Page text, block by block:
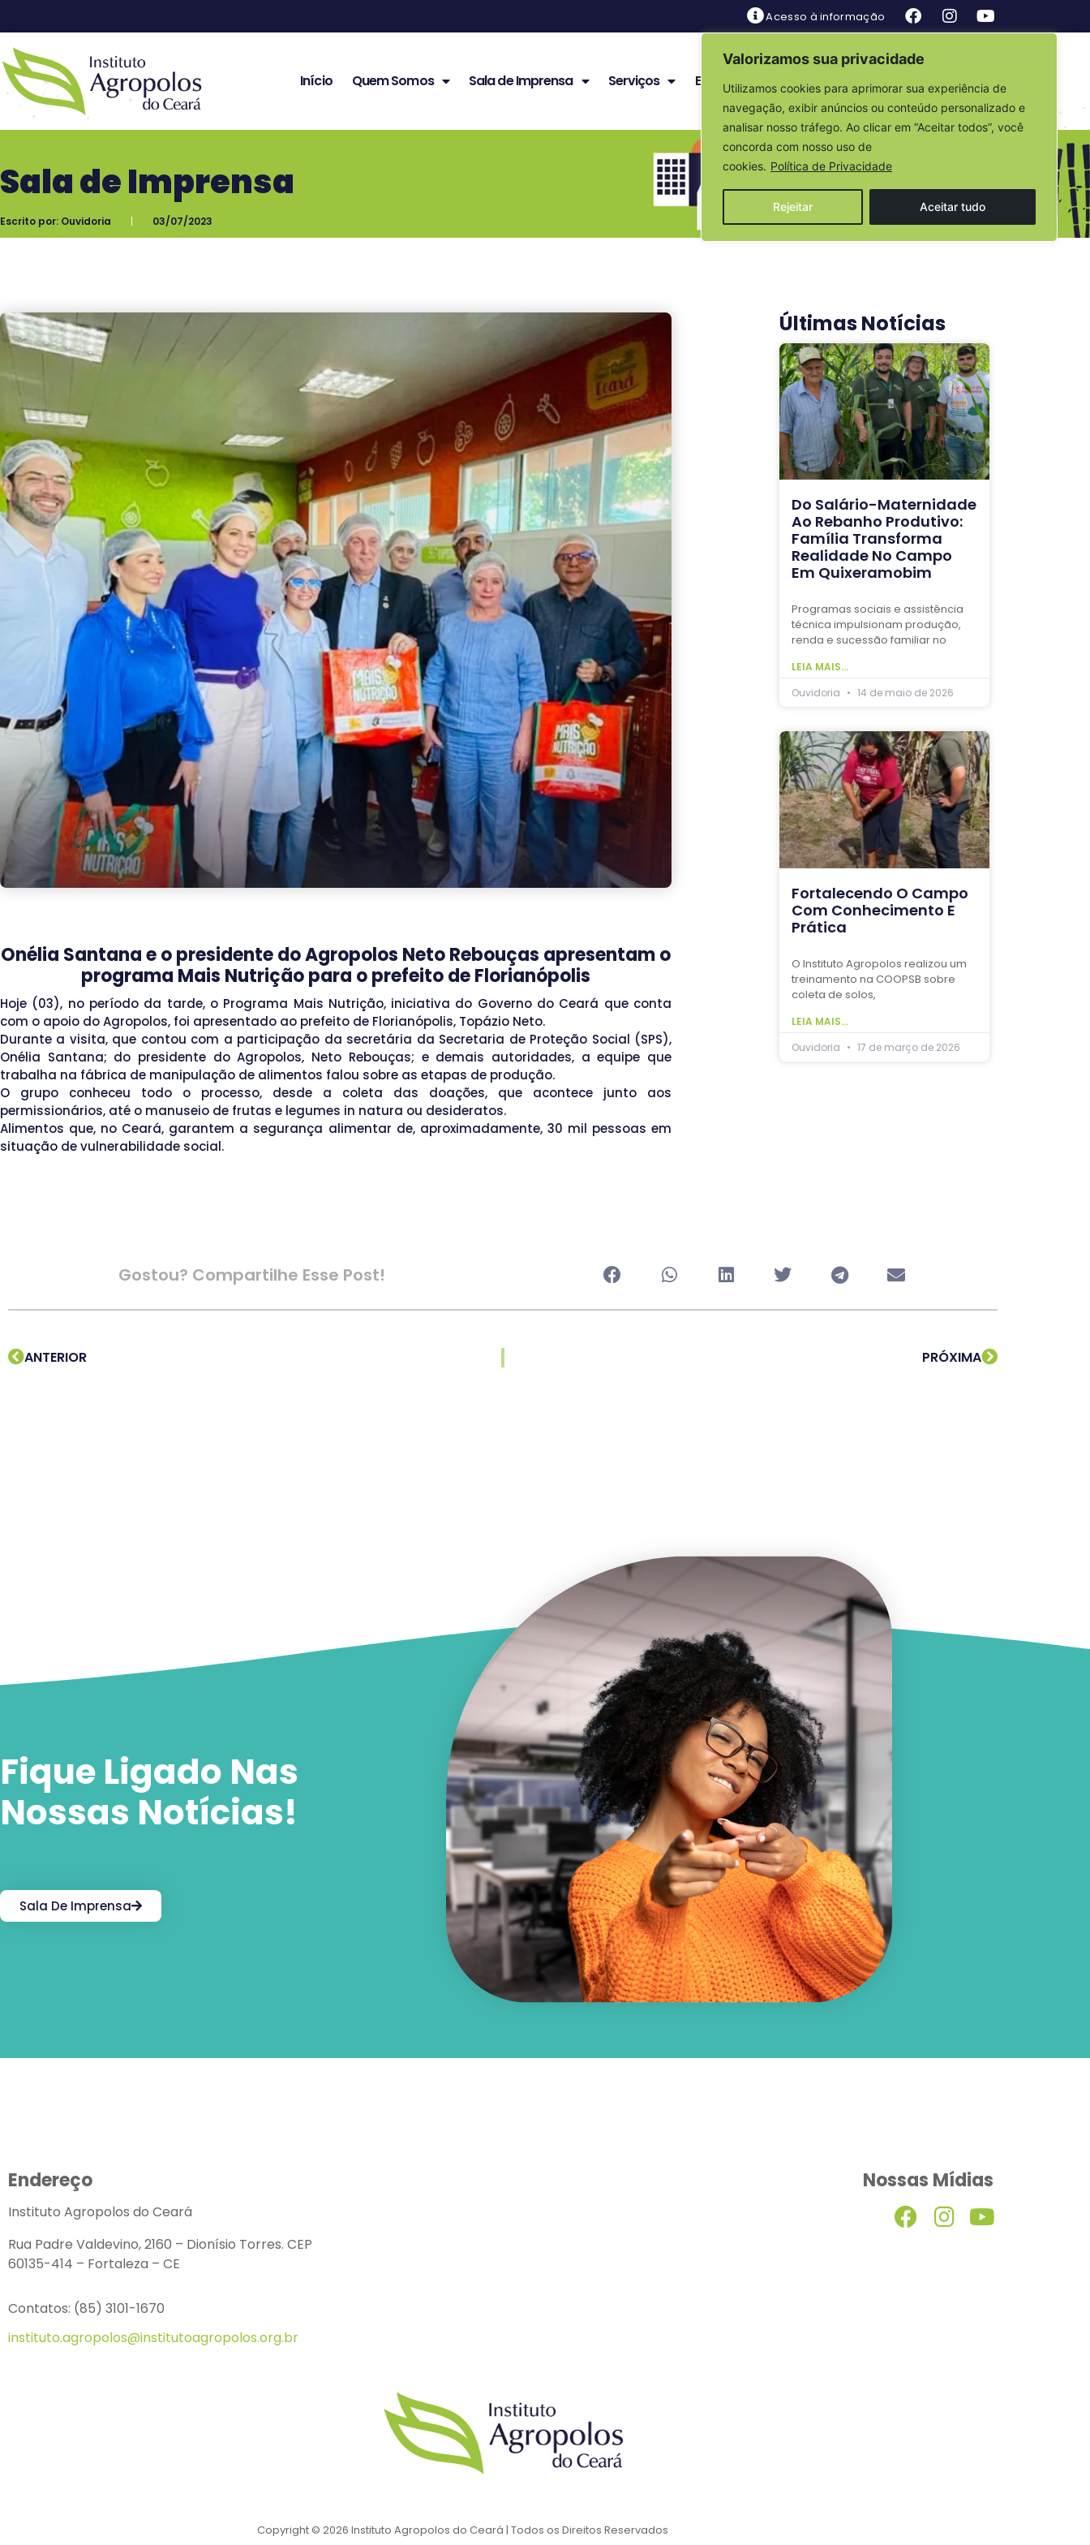
Valorizamos sua privacidade
Utilizamos cookies para aprimorar sua experiência de
navegação, exibir anúncios ou conteúdo personalizado e
analisar nosso tráfego. Ao clicar em “Aceitar todos”, você
concorda com nosso uso de
cookies. Política de Privacidade
Rejeitar Aceitar tudo
Acesso à informação
Início Quem Somos Sala de Imprensa Serviços Editais Fale Conosco
Sala de Imprensa
Escrito por: Ouvidoria 03/07/2023
Onélia Santana e o presidente do Agropolos Neto Rebouças apresentam o
programa Mais Nutrição para o prefeito de Florianópolis
Hoje (03), no período da tarde, o Programa Mais Nutrição, iniciativa do Governo do Ceará que conta
com o apoio do Agropolos, foi apresentado ao prefeito de Florianópolis, Topázio Neto.
Durante a visita, que contou com a participação da secretária da Secretaria de Proteção Social (SPS),
Onélia Santana; do presidente do Agropolos, Neto Rebouças; e demais autoridades, a equipe que
trabalha na fábrica de manipulação de alimentos falou sobre as etapas de produção.
O grupo conheceu todo o processo, desde a coleta das doações, que acontece junto aos
permissionários, até o manuseio de frutas e legumes in natura ou desideratos.
Alimentos que, no Ceará, garantem a segurança alimentar de, aproximadamente, 30 mil pessoas em
situação de vulnerabilidade social.
Últimas Notícias
Do Salário-Maternidade
Ao Rebanho Produtivo:
Família Transforma
Realidade No Campo
Em Quixeramobim
Programas sociais e assistência
técnica impulsionam produção,
renda e sucessão familiar no
LEIA MAIS...
Ouvidoria
14 de maio de 2026
Fortalecendo O Campo
Com Conhecimento E
Prática
O Instituto Agropolos realizou um
treinamento na COOPSB sobre
coleta de solos,
LEIA MAIS...
Ouvidoria
17 de março de 2026
Gostou? Compartilhe Esse Post!
ANTERIOR PRÓXIMA
Fique Ligado Nas
Nossas Notícias!
Sala De Imprensa
Endereço
Instituto Agropolos do Ceará
Rua Padre Valdevino, 2160 – Dionísio Torres. CEP
60135-414 – Fortaleza – CE
Contatos: (85) 3101-1670
instituto.agropolos@institutoagropolos.org.br
Nossas Mídias
Copyright © 2026 Instituto Agropolos do Ceará | Todos os Direitos Reservados